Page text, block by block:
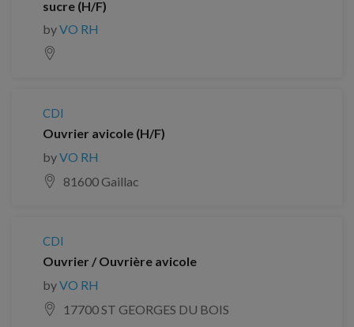
sucre (H/F)
byVO RH
CDI
Ouvrier avicole (H/F)
byVO RH
81600 Gaillac
CDI
Ouvrier / Ouvrière avicole
byVO RH
17700 ST GEORGES DU BOIS